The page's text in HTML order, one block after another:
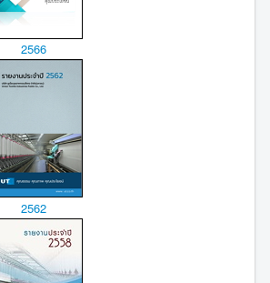
2566
2562